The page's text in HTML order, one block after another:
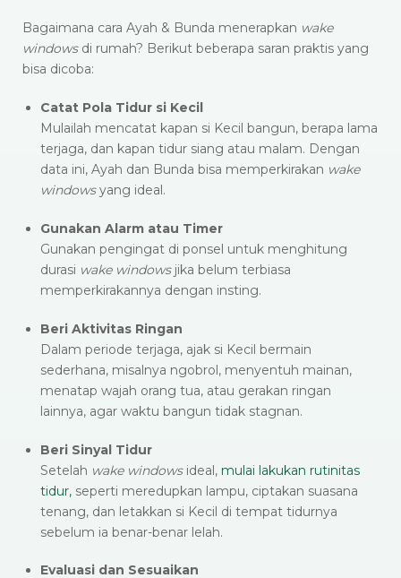
Bagaimana cara Ayah & Bunda menerapkan wake
windowsdi rumah? Berikut beberapa saran praktis yang
bisa dicoba:
Catat Pola Tidur si Kecil
Mulailah mencatat kapan si Kecil bangun, berapa lama
terjaga, dan kapan tidur siang atau malam. Dengan
data ini, Ayah dan Bunda bisa memperkirakan wake
windowsyang ideal.
Gunakan Alarm atau Timer
Gunakan pengingat di ponsel untuk menghitung
durasi wake windowsjika belum terbiasa
memperkirakannya dengan insting.
Beri Aktivitas Ringan
Dalam periode terjaga, ajak si Kecil bermain
sederhana, misalnya ngobrol, menyentuh mainan,
menatap wajah orang tua, atau gerakan ringan
lainnya, agar waktu bangun tidak stagnan.
Beri Sinyal Tidur
Setelah wake windowsideal, mulai lakukan rutinitas
tidur, seperti meredupkan lampu, ciptakan suasana
tenang, dan letakkan si Kecil di tempat tidurnya
sebelum ia benar-benar lelah.
Evaluasi dan Sesuaikan